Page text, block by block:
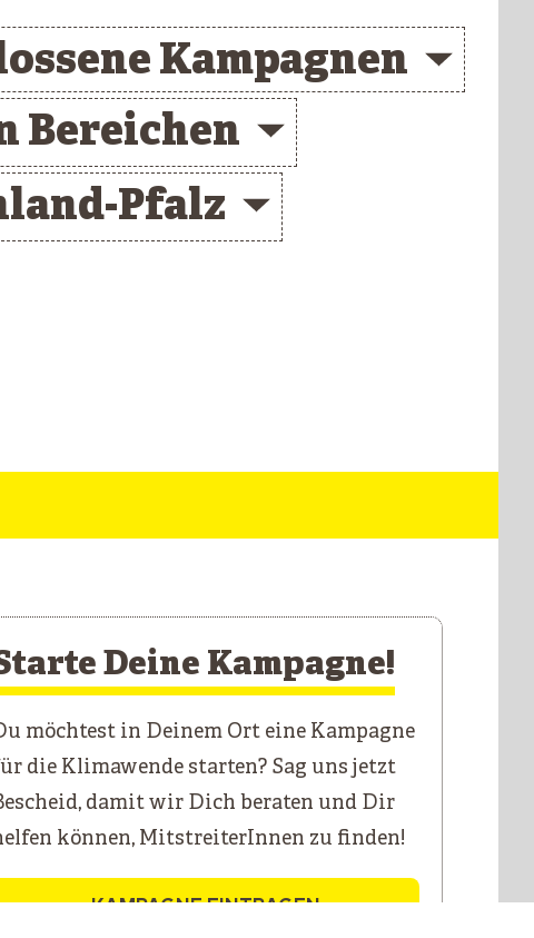
Kampagnen
Bereichen
Pfalz
Deine Kampagne!
möchtest in Deinem Ort eine Kampagne
die Klimawende starten? Sag uns jetzt
damit wir Dich beraten und Dir
können, MitstreiterInnen zu finden!
KAMPAGNE EINTRAGEN